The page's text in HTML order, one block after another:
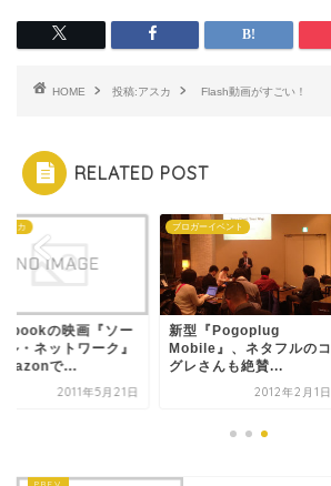
HOME 投稿:アスカ Flash動画がすごい！
RELATED POST
スカ
の映画『ソー
ル・ネットワーク』
で...
2011年5月21日
ブロガーイベント
新型『Pogoplug
Mobile』、ネタフルのコ
グレさんも絶賛...
2012年2月1日